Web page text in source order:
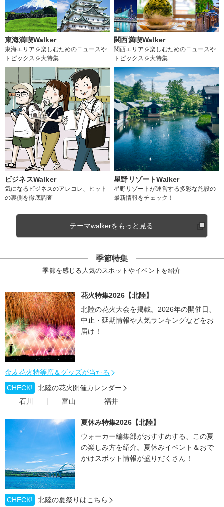
東海満喫Walker
東海エリアを楽しむためのニュースや
トピックスを大特集
関西満喫Walker
関西エリアを楽しむためのニュースや
トピックスを大特集
ビジネスWalker
気になるビジネスのアレコレ、ヒット
の裏側を徹底調査
星野リゾートWalker
星野リゾートが運営する多彩な施設の
最新情報をチェック！
テーマwalkerをもっと見る
季節特集
季節を感じる人気のスポットやイベントを紹介
花火特集2026【北陸】
北陸の花火大会を掲載。2026年の開催日、
中止・延期情報や人気ランキングなどをお
届け！
金麦花火特等席＆グッズが当たる
CHECK!
北陸の花火開催カレンダー
石川
富山 福井
夏休み特集2026【北陸】
ウォーカー編集部がおすすめする、この夏
の楽しみ方を紹介。夏休みイベント＆おで
かけスポット情報が盛りだくさん！
CHECK! 北陸の夏祭りはこちら